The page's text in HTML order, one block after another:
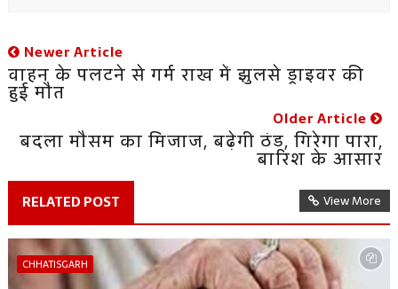
Newer Article
वाहन के पलटने से गर्म राख में झुलसे ड्राइवर की
हुई मौत
Older Article
बदला मौसम का मिजाज, बढ़ेगी ठंड, गिरेगा पारा,
बारिश के आसार
RELATED POST View More
CHHATISGARH